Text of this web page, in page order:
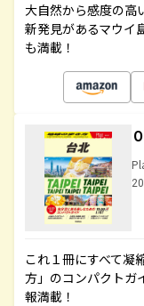
大自然から感度の高
新発見があるマウイ
も満載！
これ１冊にすべて凝
方」のコンパクトガ
報満載！